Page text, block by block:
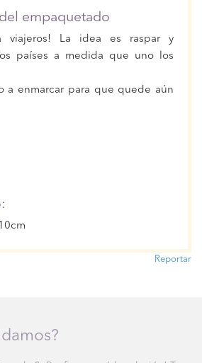
empaquetado
viajeros! La idea es raspar y
países a medida que uno los
a enmarcar para que quede aún
Reportar